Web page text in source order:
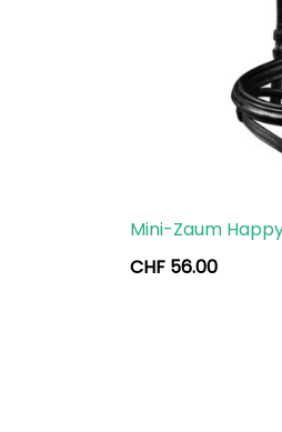
Mini-Zaum
CHF 56.00